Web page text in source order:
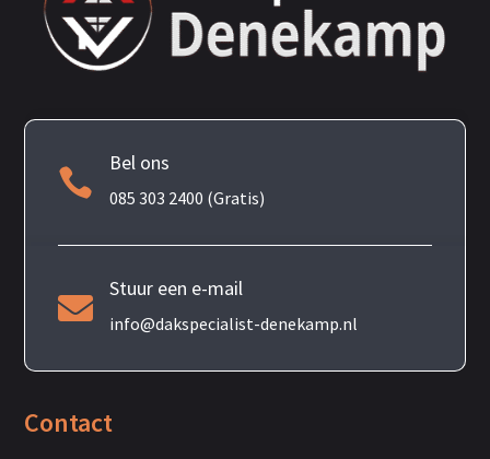

Bel ons
085 303 2400 (Gratis)

Stuur een e-mail
info@dakspecialist-denekamp.nl
Contact